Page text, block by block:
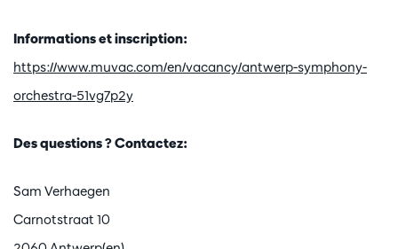
Informations et inscription:
https://www.muvac.com/en/vacancy/antwerp-symphony-
orchestra-51vg7p2y
Des questions ? Contactez:
Sam Verhaegen
Carnotstraat 10